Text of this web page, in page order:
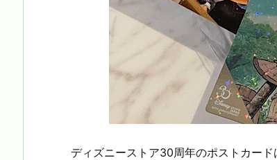
ディズニーストア30周年のポストカー